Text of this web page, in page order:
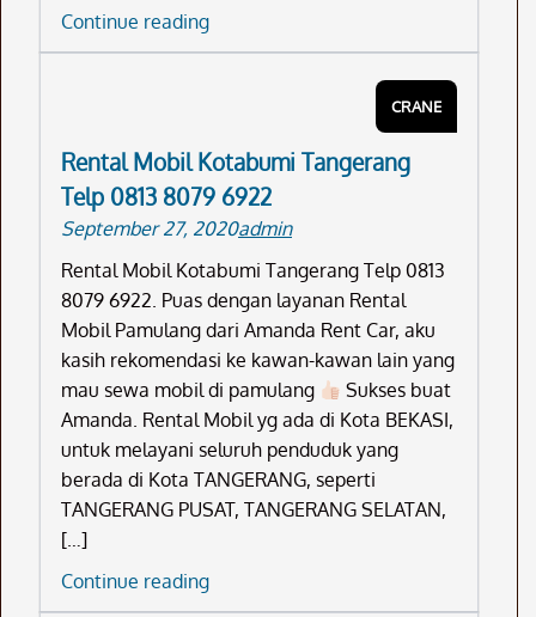
Continue readingSewa
Monile
8079
6922
CRANE
Rental Mobil Kotabumi Tangerang
Telp 0813 8079 6922
September 27, 2020admin
Rental Mobil Kotabumi Tangerang Telp 0813
8079 6922. Puas dengan layanan Rental
Mobil Pamulang dari Amanda Rent Car, aku
kasih rekomendasi ke kawan-kawan lain yang
mau sewa mobil di pamulang
Sukses buat
Amanda. Rental Mobil yg ada di Kota BEKASI,
untuk melayani seluruh penduduk yang
berada di Kota TANGERANG, seperti
TANGERANG PUSAT, TANGERANG SELATAN,
[…]
Continue readingRental
Mobil